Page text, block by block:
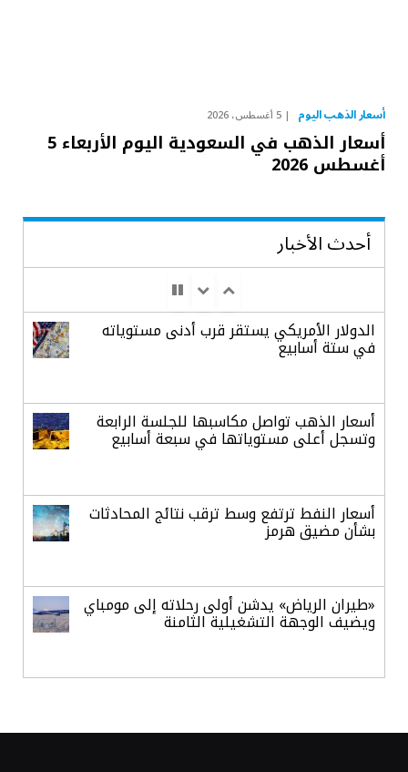
أسعار الذهب اليوم 5 أغسطس، 2026
أسعار الذهب في السعودية اليوم الأربعاء 5
أغسطس 2026
أحدث الأخبار
الدولار الأمريكي يستقر قرب أدنى مستوياته
في ستة أسابيع
أسعار الذهب تواصل مكاسبها للجلسة الرابعة
وتسجل أعلى مستوياتها في سبعة أسابيع
أسعار النفط ترتفع وسط ترقب نتائج المحادثات
بشأن مضيق هرمز
«طيران الرياض» يدشن أولى رحلاته إلى مومباي
ويضيف الوجهة التشغيلية الثامنة
الاستثمارية